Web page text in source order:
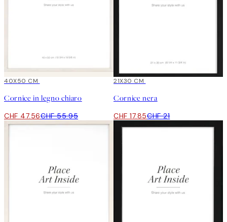
15%*
40X50 CM
Cornice in legno chiaro
CHF 47.56CHF 55.95
15%*
21X30 CM
Cornice nera
CHF 17.85CHF 21